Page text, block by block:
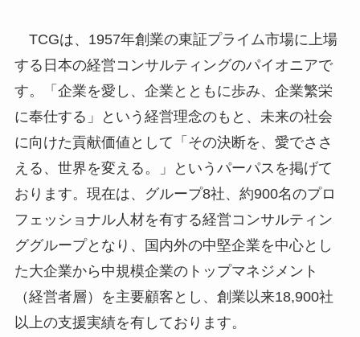
TCGは、1957年創業の東証プライム市場に上場
する日本の経営コンサルティングのパイオニアで
す。「企業を愛し、企業とともに歩み、企業繁栄
に奉仕する」という経営理念のもと、未来の社会
に向けた貢献価値として「その決断を、愛でささ
える、世界を変える。」というパーパスを掲げて
おります。現在は、グループ8社、約900名のプロ
フェッショナル人材を有する経営コンサルティン
ググループとなり、国内外の中堅企業を中心とし
た大企業から中規模企業のトップマネジメント
（経営者層）を主要顧客とし、創業以来18,900社
以上の支援実績を有しております。